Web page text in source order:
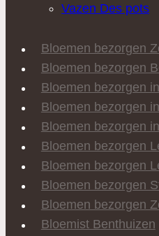
Vazen Des pots
Bloemen bezorgen
Bloemen bezorgen
Bloemen bezorgen
Bloemen bezorgen
Bloemen bezorgen
Bloemen bezorgen
Bloemen bezorgen
Bloemen bezorgen
Bloemen bezorgen
Bloemist Benthuizen